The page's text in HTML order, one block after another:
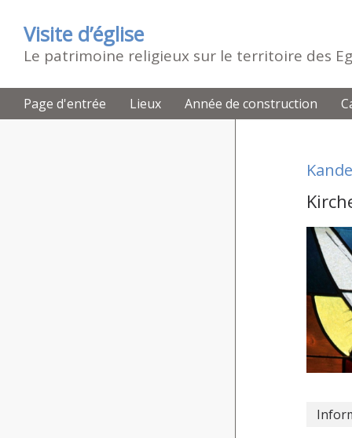
Visite d’église
Le patrimoine religieux sur le territoire des
Page d'entrée Lieux Année de construction